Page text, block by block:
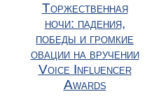
Торжественная
ночи: падения,
победы и громкие
овации на вручении
Voice Influencer
Awards